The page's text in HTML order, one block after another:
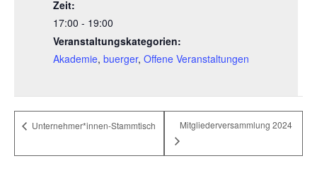
Zeit:
17:00 - 19:00
Veranstaltungskategorien:
Akademie, buerger, Offene Veranstaltungen
Unternehmer*innen-Stammtisch Mitgliederversammlung 2024